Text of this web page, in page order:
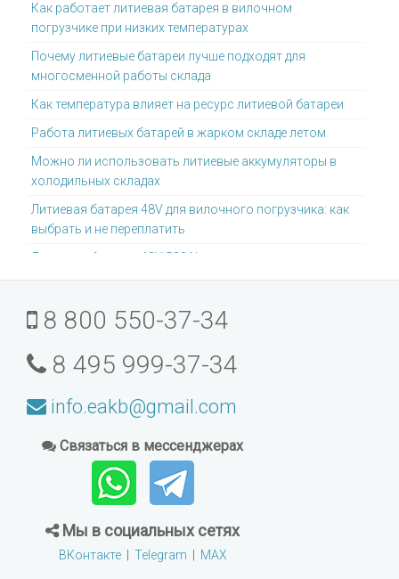
Как работает литиевая батарея в вилочном
погрузчике при низких температурах
Почему литиевые батареи лучше подходят для
многосменной работы склада
Как температура влияет на ресурс литиевой батареи
Работа литиевых батарей в жарком складе летом
Можно ли использовать литиевые аккумуляторы в
холодильных складах
Литиевая батарея 48V для вилочного погрузчика: как
выбрать и не переплатить
Литиевая батарея 48V 500Ah: для каких задач она
подходит
учитывать
Почему литиевые батареи не требуют отдельной
зарядной комнаты
Можно ли модернизировать старый погрузчик под
литиевую батарею
Как выбрать литиевую батарею для интенсивного
Какой тип литиевой батареи лучше для складской
выбрать подходящую ёмкость и напряжение
8 800 550-37-34
8 495 999-37-34
info.eakb@gmail.com
Связаться в мессенджерах
Мы в социальных сетях
ВКонтакте| Telegram MAX